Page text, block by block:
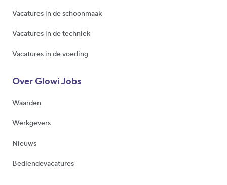
Vacatures in de schoonmaak
Vacatures in de techniek
Vacatures in de voeding
Over Glowi Jobs
Waarden
Werkgevers
Nieuws
Bediendevacatures